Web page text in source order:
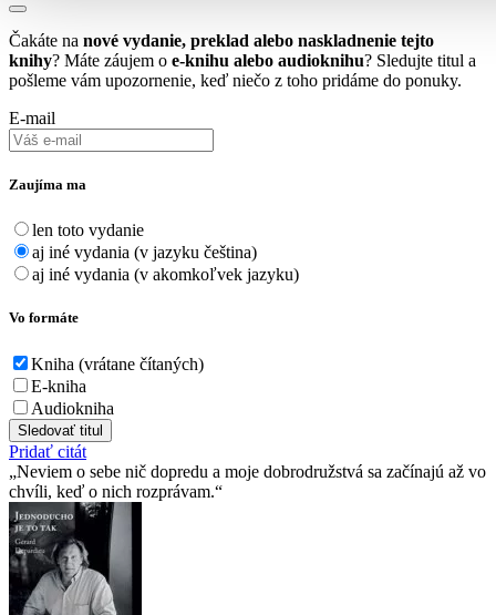
Čakáte na nové vydanie, preklad alebo naskladnenie tejto
knihy? Máte záujem o e-knihu alebo audioknihu? Sledujte titul a
pošleme vám upozornenie, keď niečo z toho pridáme do ponuky.
E-mail
Zaujíma ma
len toto vydanie
aj iné vydania (v jazyku čeština)
aj iné vydania (v akomkoľvek jazyku)
Vo formáte
Kniha (vrátane čítaných)
E-kniha
Audiokniha
Sledovať titul
Pridať citát
Neviem o sebe nič dopredu a moje dobrodružstvá sa začínajú až vo
chvíli, keď o nich rozprávam.